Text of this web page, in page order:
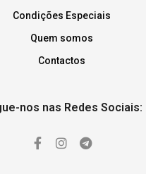
Condições Especiais
Quem somos
Contactos
nos nas Redes Sociais: